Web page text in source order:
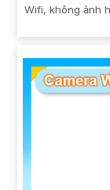
Wifi, không ảnh